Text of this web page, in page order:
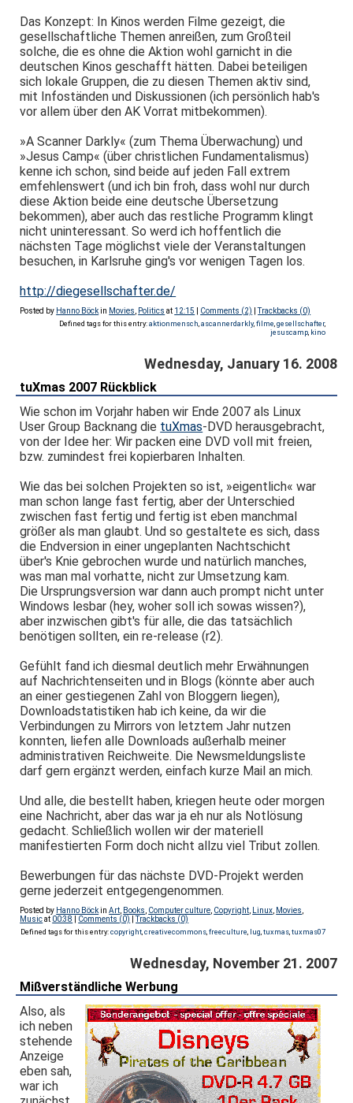
Das Konzept: In Kinos werden Filme gezeigt, die
gesellschaftliche Themen anreißen, zum Großteil
solche, die es ohne die Aktion wohl garnicht in die
deutschen Kinos geschafft hätten. Dabei beteiligen
sich lokale Gruppen, die zu diesen Themen aktiv sind,
mit Infoständen und Diskussionen (ich persönlich hab's
vor allem über den AK Vorrat mitbekommen).
»A Scanner Darkly« (zum Thema Überwachung) und
»Jesus Camp« (über christlichen Fundamentalismus)
kenne ich schon, sind beide auf jeden Fall extrem
emfehlenswert (und ich bin froh, dass wohl nur durch
diese Aktion beide eine deutsche Übersetzung
bekommen), aber auch das restliche Programm klingt
nicht uninteressant. So werd ich hoffentlich die
nächsten Tage möglichst viele der Veranstaltungen
besuchen, in Karlsruhe ging's vor wenigen Tagen los.
http://diegesellschafter.de/
Posted by Hanno Böckin Movies Politics at 12:15 Comments (2) |Trackbacks (0)
Defined tags for this entry:aktionmensch ascannerdarkly,filme gesellschafter,
jesuscamp, kino
Wednesday, January 16. 2008
tuXmas 2007 Rückblick
Wie schon im Vorjahr haben wir Ende 2007 als Linux
User Group Backnang die tuXmas-DVD herausgebracht,
von der Idee her: Wir packen eine DVD voll mit freien,
bzw. zumindest frei kopierbaren Inhalten.
Wie das bei solchen Projekten so ist, »eigentlich« war
man schon lange fast fertig, aber der Unterschied
zwischen fast fertig und fertig ist eben manchmal
größer als man glaubt. Und so gestaltete es sich, dass
die Endversion in einer ungeplanten Nachtschicht
über's Knie gebrochen wurde und natürlich manches,
was man mal vorhatte, nicht zur Umsetzung kam.
Die Ursprungsversion war dann auch prompt nicht unter
Windows lesbar (hey, woher soll ich sowas wissen?),
aber inzwischen gibt's für alle, die das tatsächlich
benötigen sollten, ein re-release (r2).
Gefühlt fand ich diesmal deutlich mehr Erwähnungen
auf Nachrichtenseiten und in Blogs (könnte aber auch
an einer gestiegenen Zahl von Bloggern liegen),
Downloadstatistiken hab ich keine, da wir die
Verbindungen zu Mirrors von letztem Jahr nutzen
konnten, liefen alle Downloads außerhalb meiner
administrativen Reichweite. Die Newsmeldungsliste
darf gern ergänzt werden, einfach kurze Mail an mich.
Und alle, die bestellt haben, kriegen heute oder morgen
eine Nachricht, aber das war ja eh nur als Notlösung
gedacht. Schließlich wollen wir der materiell
manifestierten Form doch nicht allzu viel Tribut zollen.
Bewerbungen für das nächste DVD-Projekt werden
gerne jederzeit entgegengenommen.
Posted by Hanno BöckinArt Books Computer culture Copyright Linux Movies
Musicat 00:38 Comments (0) |Trackbacks (0)
Defined tags for this entry:copyright, creativecommons, freeculture lug tuxmas, tuxmas07
Wednesday, November 21. 2007
Mißverständliche Werbung
Also, als
ich neben
stehende
Anzeige
eben sah,
war ich